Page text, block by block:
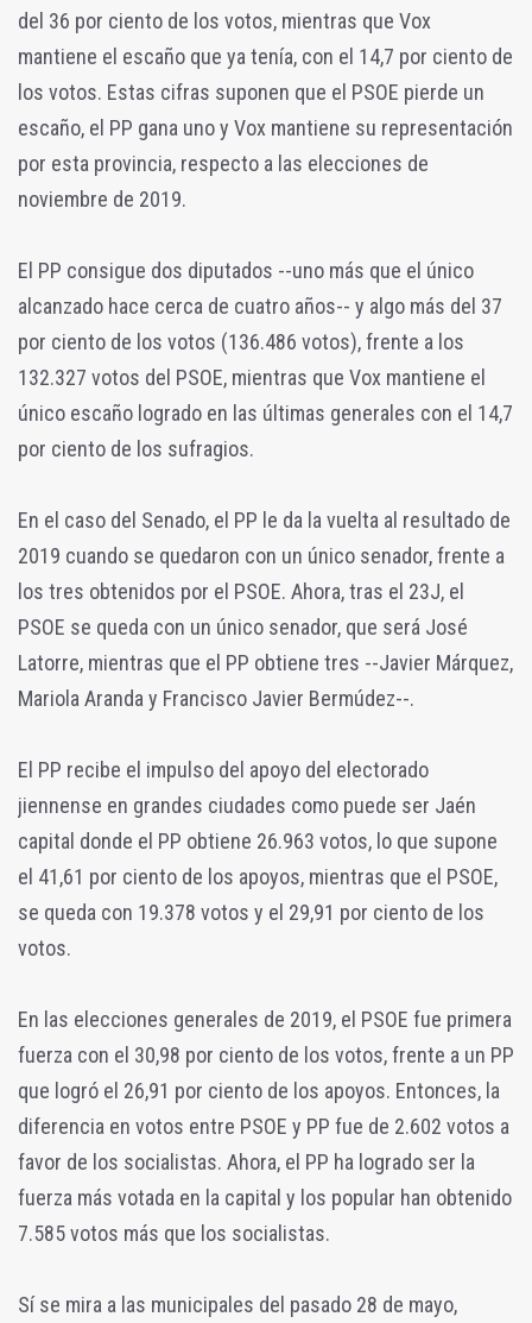
del 36 por ciento de los votos, mientras que Vox
mantiene el escaño que ya tenía, con el 14,7 por ciento de
los votos. Estas cifras suponen que el PSOE pierde un
escaño, el PP gana uno y Vox mantiene su representación
por esta provincia, respecto a las elecciones de
noviembre de 2019.
El PP consigue dos diputados --uno más que el único
alcanzado hace cerca de cuatro años-- y algo más del 37
por ciento de los votos (136.486 votos), frente a los
132.327 votos del PSOE, mientras que Vox mantiene el
único escaño logrado en las últimas generales con el 14,7
por ciento de los sufragios.
En el caso del Senado, el PP le da la vuelta al resultado de
2019 cuando se quedaron con un único senador, frente a
los tres obtenidos por el PSOE. Ahora, tras el 23J, el
PSOE se queda con un único senador, que será José
Latorre, mientras que el PP obtiene tres --Javier Márquez,
Mariola Aranda y Francisco Javier Bermúdez--.
El PP recibe el impulso del apoyo del electorado
jiennense en grandes ciudades como puede ser Jaén
capital donde el PP obtiene 26.963 votos, lo que supone
el 41,61 por ciento de los apoyos, mientras que el PSOE,
se queda con 19.378 votos y el 29,91 por ciento de los
votos.
En las elecciones generales de 2019, el PSOE fue primera
fuerza con el 30,98 por ciento de los votos, frente a un PP
que logró el 26,91 por ciento de los apoyos. Entonces, la
diferencia en votos entre PSOE y PP fue de 2.602 votos a
favor de los socialistas. Ahora, el PP ha logrado ser la
fuerza más votada en la capital y los popular han obtenido
7.585 votos más que los socialistas.
Sí se mira a las municipales del pasado 28 de mayo,